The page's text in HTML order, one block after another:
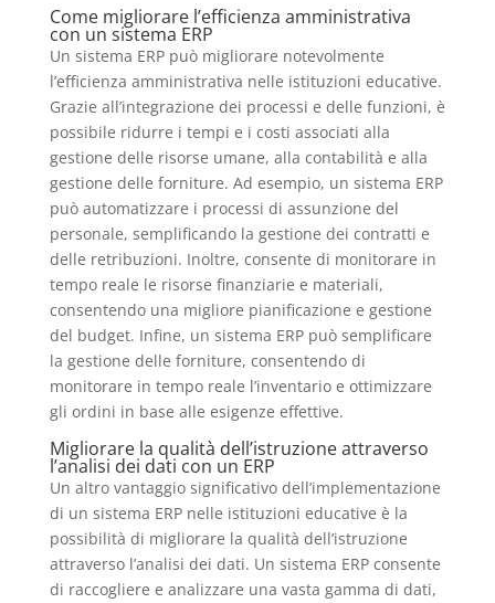
Come migliorare l’efficienza amministrativa
con un sistema ERP
Un sistema ERP può migliorare notevolmente
l’efficienza amministrativa nelle istituzioni educative.
Grazie all’integrazione dei processi e delle funzioni, è
possibile ridurre i tempi e i costi associati alla
gestione delle risorse umane, alla contabilità e alla
gestione delle forniture. Ad esempio, un sistema ERP
può automatizzare i processi di assunzione del
personale, semplificando la gestione dei contratti e
delle retribuzioni. Inoltre, consente di monitorare in
tempo reale le risorse finanziarie e materiali,
consentendo una migliore pianificazione e gestione
del budget. Infine, un sistema ERP può semplificare
la gestione delle forniture, consentendo di
monitorare in tempo reale l’inventario e ottimizzare
gli ordini in base alle esigenze effettive.
Migliorare la qualità dell’istruzione attraverso
l’analisi dei dati con un ERP
Un altro vantaggio significativo dell’implementazione
di un sistema ERP nelle istituzioni educative è la
possibilità di migliorare la qualità dell’istruzione
attraverso l’analisi dei dati. Un sistema ERP consente
di raccogliere e analizzare una vasta gamma di dati,